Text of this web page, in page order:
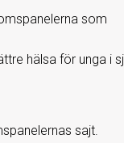
som
hälsa för unga i
sajt.